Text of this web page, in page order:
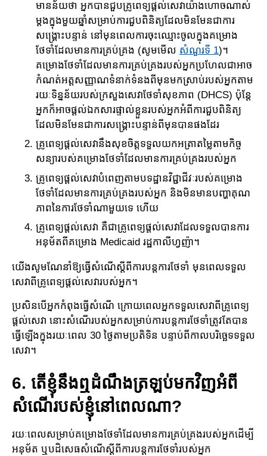
មានន័យថា អ្នកបាន​ជួប​គ្រូពេទ្យ​ផ្ដល់​​សេវា​យ៉ាងហោចណាស់
ម្តងក្នុងមួយឆ្នាំសម្រាប់ការជួបពិនិត្យ​ដែលមិនមែន​ជា​ការ​
សង្គ្រោះ​បន្ទាន់​​ នៅមុនពេលការចុះឈ្មោះចូលក្នុងគម្រោង
ថែទាំ​ដែលមានការ​គ្រប់គ្រង (សូម​មើល​ សំណួ​រ​ទី​ 1​)។
គម្រោងថែទាំដែលមានការគ្រប់គ្រងរបស់អ្នកប្រហែលជា​អាច
កំណត់​អត្តសញ្ញាណ​ទំនាក់​ទំនង​ពី​មុន​មកស្រាប់របស់អ្នកតាម​
រយៈទិន្នន័យរបស់​ក្រសួងសេវាថែទាំសុខភាព (DHCS) ប៉ុន្តែ​
អ្នក​​ក៏អាច​ផ្តល់​ឯក​សារផ្ទាល់ខ្លួនរបស់អ្នកអំពីការជួបពិនិត្យ
ដែល​មិន​មែន​ជាការសង្គ្រោះ​បន្ទាន់​ពី​មុន​បាន​ផង​ដែរ​
គ្រូពេទ្យផ្ដល់សេវានឹងសុខចិត្តទទួលយកអត្រាតម្លៃតាមកិច្ច
សន្យារបស់​គម្រោង​ថែទាំដែលមាន​ការ​គ្រប់គ្រងរបស់អ្នក
គ្រូពេទ្យផ្ដល់សេវាបំពេញតាមបទដ្ឋានវិជ្ជាជីវៈរបស់គម្រោង
ថែទាំដែល​មានការគ្រប់គ្រងរបស់អ្នក និងមិនមានបញ្ហាគុណ
ភាពនៃការថែទាំណាមួយទេ ហើយ
គ្រូពេទ្យផ្ដល់សេវា គឺជាគ្រូពេទ្យផ្ដល់សេវាដែលទទួលបានការ
អនុម័ត​ពី​គម្រោង​ Medicaid រដ្ឋកា​លីហ្វញ៉ា​។
យើងសូមណែនាំឱ្យធ្វើសំណើស្ដីពីការបន្តការថែទាំ មុនពេលទទួល​
សេវា​ពីគ្រូពេទ្យផ្តល់សេវារបស់អ្នក។
ប្រសិនបើអ្នកកំពុងធ្វើសំណើ ក្រោយពេលអ្នកទទួលសេវាពីគ្រូពេទ្យ​
ផ្ដល់សេវា នោះសំណើរបស់អ្នក​សម្រាប់​​ការបន្តការថែទាំត្រូវ​តែ​បាន
ធ្វើឡើងក្នុងរយៈពេល 30 ថ្ងៃតាមប្រតិទិន បន្ទាប់ពីកាលបរិច្ឆេទទទួល​
សេវា​។
6. តើខ្ញុំនឹងឮដំណឹងត្រឡប់មកវិញអំពី
សំណើរបស់ខ្ញុំនៅពេលណា?
រយៈពេលសម្រាប់គម្រោងថែទាំដែលមានការគ្រប់គ្រងរបស់អ្នកដើម្បី
អនុម័ត ឬបដិសេធសំណើស្ដីពី​ការ​បន្ត​ការថែទាំរបស់អ្នក